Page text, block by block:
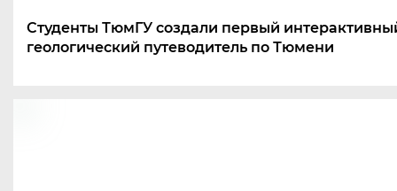
Студенты ТюмГУ создали первый
геологический путеводитель по Тюмени